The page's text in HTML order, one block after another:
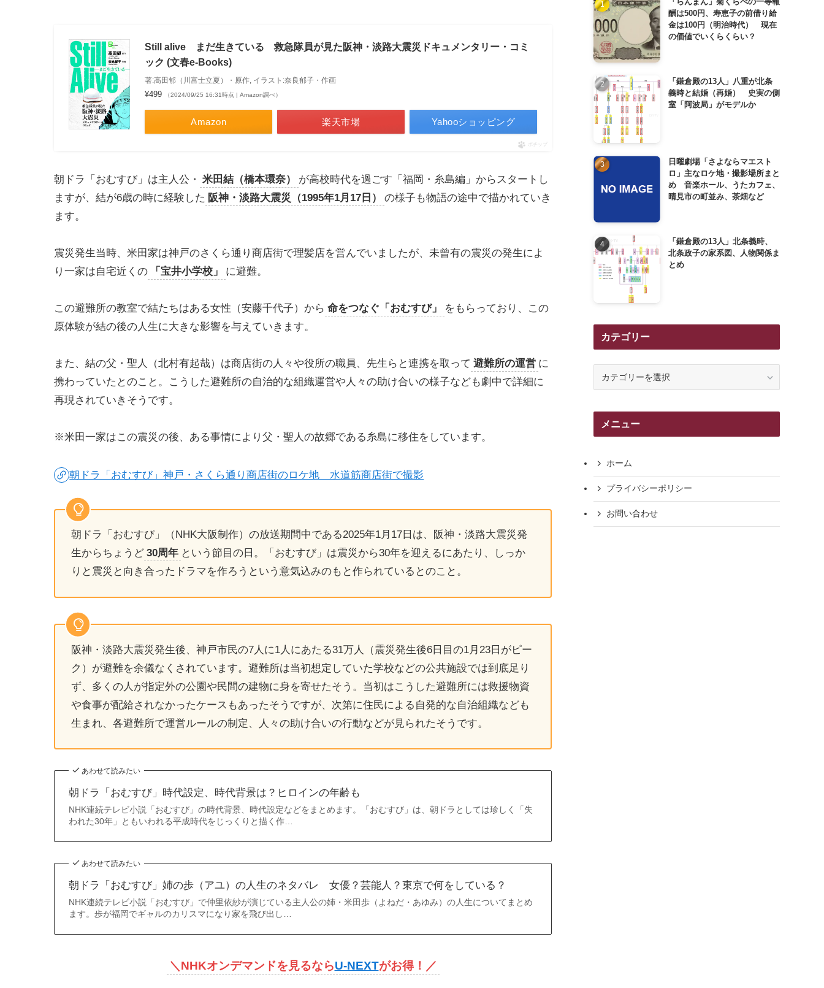
Still alive まだ生きている 救急隊員が見た阪神・淡路大震災ドキュメンタリー・コミ
ック (文春e-Books)
著:高田郁（川富士立夏）・原作, イラスト:奈良郁子・作画
¥499 （2024/09/25 16:31時点 | Amazon調べ）
Amazon 楽天市場 Yahooショッピング
ポチップ
朝ドラ「おむすび」は主人公・ 米田結（橋本環奈）
が高校時代を過ごす「福岡・糸島編」からスタートし
ますが、結が6歳の時に経験した 阪神・淡路大震災（1995年1月17日）
の様子も物語の途中で描かれていき
ます。
震災発生当時、米田家は神戸のさくら通り商店街で理髪店を営んでいましたが、未曾有の震災の発生によ
り一家は自宅近くの
「宝井小学校」 に避難。
この避難所の教室で結たちはある女性（安藤千代子）から 命をつなぐ「おむすび」
をもらっており、この
原体験が結の後の人生に大きな影響を与えていきます。
また、結の父・聖人（北村有起哉）は商店街の人々や役所の職員、先生らと連携を取って 避難所の運営 に
携わっていたとのこと。こうした避難所の自治的な組織運営や人々の助け合いの様子なども劇中で詳細に
再現されていきそうです。
※米田一家はこの震災の後、ある事情により父・聖人の故郷である糸島に移住をしています。
朝ドラ「おむすび」神戸・さくら通り商店街のロケ地 水道筋商店街で撮影
朝ドラ「おむすび」（NHK大阪制作）の放送期間中である2025年1月17日は、阪神・淡路大震災発
生からちょうど 30周年 という節目の日。「おむすび」は震災から30年を迎えるにあたり、しっか
りと震災と向き合ったドラマを作ろうという意気込みのもと作られているとのこと。
阪神・淡路大震災発生後、神戸市民の7人に1人にあたる31万人（震災発生後6日目の1月23日がピー
ク）が避難を余儀なくされています。避難所は当初想定していた学校などの公共施設では到底足り
ず、多くの人が指定外の公園や民間の建物に身を寄せたそう。当初はこうした避難所には救援物資
や食事が配給されなかったケースもあったそうですが、次第に住民による自発的な自治組織なども
生まれ、各避難所で運営ルールの制定、人々の助け合いの行動などが見られたそうです。
あわせて読みたい
朝ドラ「おむすび」時代設定、時代背景は？ヒロインの年齢も
NHK連続テレビ小説「おむすび」の時代背景、時代設定などをまとめます。「おむすび」は、朝ドラとしては珍しく「失
われた30年」ともいわれる平成時代をじっくりと描く作…
あわせて読みたい
朝ドラ「おむすび」姉の歩（アユ）の人生のネタバレ 女優？芸能人？東京で何をしている？
NHK連続テレビ小説「おむすび」で仲里依紗が演じている主人公の姉・米田歩（よねだ・あゆみ）の人生についてまとめ
ます。歩が福岡でギャルのカリスマになり家を飛び出し…
＼ NHKオンデマンドを見るならU-NEXTがお得！ ／
酬は500円、寿恵子の前借り給
金は100円（明治時代） 現在
の価値でいくらくらい？
「鎌倉殿の13人」八重が北条
義時と結婚（再婚） 史実の側
室「阿波局」がモデルか
日曜劇場「さよならマエスト
ロ」主なロケ地・撮影場所まと
め 音楽ホール、うたカフェ、
晴見市の町並み、茶畑など
「鎌倉殿の13人」北条義時、
北条政子の家系図、人物関係ま
とめ
カテゴリー
リ
メニュー
ホーム
プライバシーポリシー
お問い合わせ